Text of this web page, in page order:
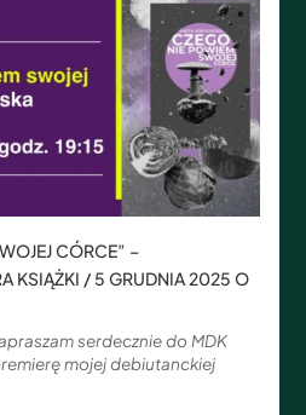
CÓRCE” –
KSIĄŻKI / 5 GRUDNIA 2025 O
serdecznie do MDK
mojej debiutanckiej